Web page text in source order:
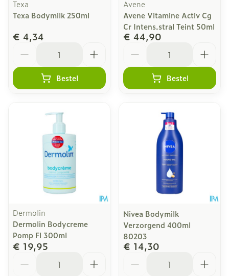
Texa
Texa Bodymilk 250ml
€ 4,34
Bestel
Avene
Avene Vitamine Activ Cg
Cr Intens.stral Teint 50ml
€ 44,90
Bestel
Dermolin
Dermolin Bodycreme
Pomp Fl 300ml
€ 19,95
Nivea Bodymilk
Verzorgend 400ml
80203
€ 14,30